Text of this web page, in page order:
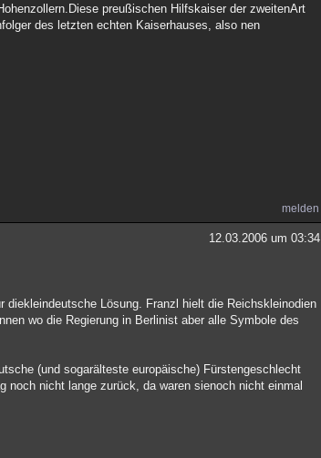
preußischen Hilfskaiser der zweitenArt
des letzten echten Kaiserhauses, also nen
melden
12.03.2006 um 03:34
Lösung. Franzl hielt die Reichskleinodien
wo die Regierung in Berlinist aber alle Symbole des
(und sogarälteste europäische) Fürstengeschlecht
nicht lange zurück, da waren sienoch nicht einmal